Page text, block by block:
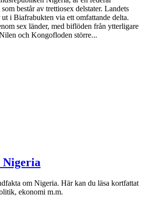
består av trettiosex delstater. Landets
i Biafrabukten via ett omfattande delta.
sex länder, med biflöden från ytterligare
och Kongofloden större...
Nigeria
om Nigeria. Här kan du läsa kortfattat
ekonomi m.m.